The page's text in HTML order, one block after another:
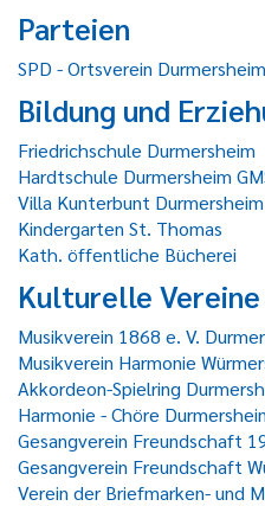
Parteien
SPD - Ortsverein
Bildung und
Friedrichschule Durmersheim
Hardtschule Durmersheim
Villa Kunterbunt Durmersheim
Kindergarten St. Thomas
Kath. öffentliche Bücherei
Kulturelle Vereine
Musikverein 1868 e. V.
Musikverein Harmonie
Akkordeon-Spielring
Harmonie - Chöre
Gesangverein Freundschaft
Gesangverein Freundschaft
Verein der Briefmarken- und